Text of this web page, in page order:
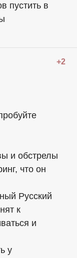
пустить в
+2
и обстрелы
что он
Русский
к
и
у